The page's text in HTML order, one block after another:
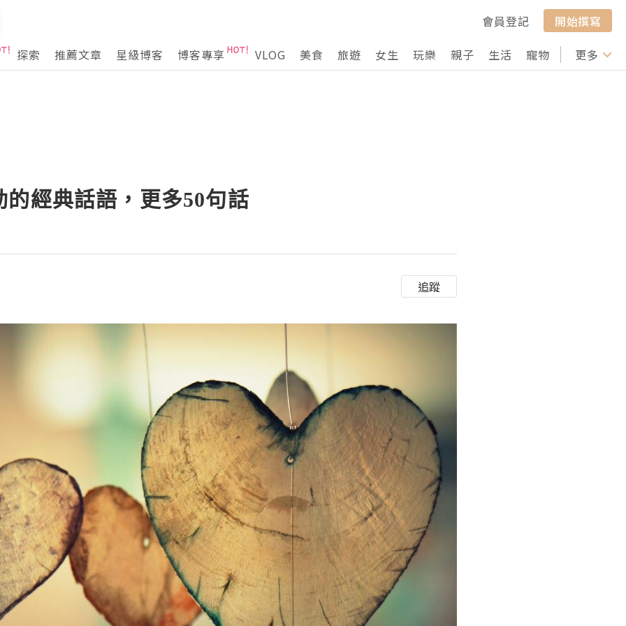
會員登記
開始撰寫
探索
推薦文章 星級博客 博客專享 VLOG 美食 旅遊 女生 玩樂 親子 生活 寵物 行山 打卡
更多
經典話語，更多50句話
追蹤